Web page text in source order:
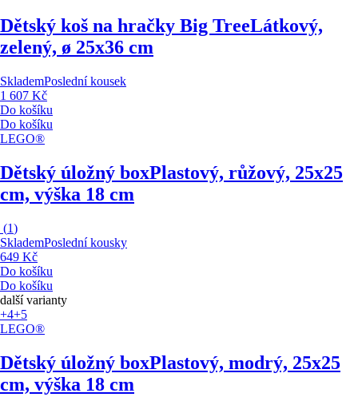
Dětský koš na hračky Big TreeLátkový,
zelený, ø 25x36 cm
SklademPoslední kousek
1 607 Kč
Do košíku
Do košíku
LEGO®
Dětský úložný boxPlastový, růžový, 25x25
cm, výška 18 cm
(1)
SklademPoslední kousky
649 Kč
Do košíku
Do košíku
další varianty
+4+5
LEGO®
Dětský úložný boxPlastový, modrý, 25x25
cm, výška 18 cm